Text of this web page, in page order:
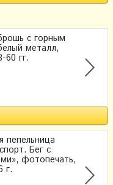
с горным
металл,
60 гг.
Бег с
фотопечать,
г.